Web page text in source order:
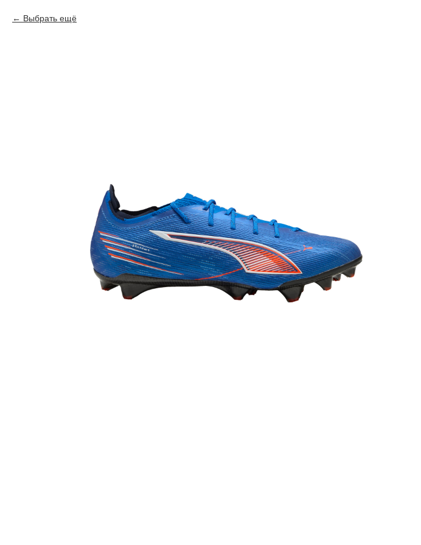
Выбрать ещё